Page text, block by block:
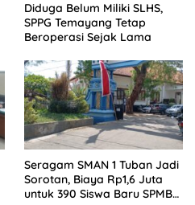
Diduga Belum Miliki SLHS,
SPPG Temayang Tetap
Beroperasi Sejak Lama
Seragam SMAN 1 Tuban Jadi
Sorotan, Biaya Rp1,6 Juta
untuk 390 Siswa Baru SPMB